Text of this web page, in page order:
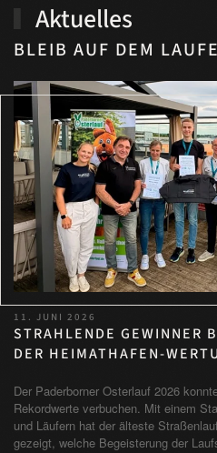
Aktuelles
BLEIB AUF DEM
11. JUNI 2026
STRAHLENDE GEWINNER
DER HEIMATHAFEN-
Der Paderborner Osterlauf 2026
Rekordwerte verbuchen. Mit einem
und Läufern hat der älteste
gezeigt, welche Begeisterung der